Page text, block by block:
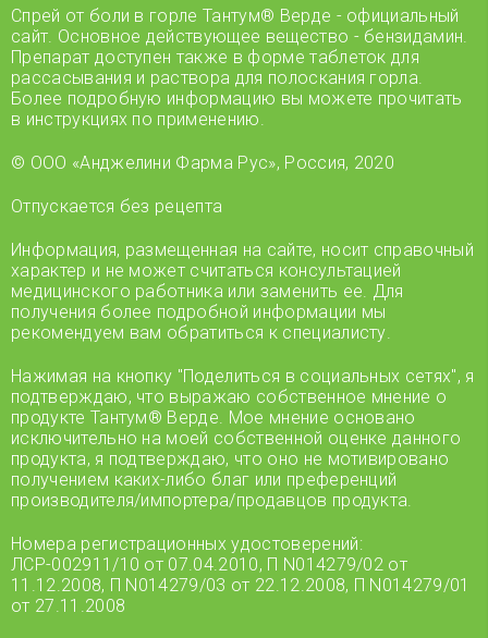
Спрей от боли в горле Тантум® Верде - официальный
сайт. Основное действующее вещество - бензидамин.
Препарат доступен также в форме таблеток для
рассасывания и раствора для полоскания горла.
Более подробную информацию вы можете прочитать
в инструкциях по применению.
© ООО «Анджелини Фарма Рус», Россия, 2020
Отпускается без рецепта
Информация, размещенная на сайте, носит справочный
характер и не может считаться консультацией
медицинского работника или заменить ее. Для
получения более подробной информации мы
рекомендуем вам обратиться к специалисту.
Нажимая на кнопку "Поделиться в социальных сетях", я
подтверждаю, что выражаю собственное мнение о
продукте Тантум® Верде. Мое мнение основано
исключительно на моей собственной оценке данного
продукта, я подтверждаю, что оно не мотивировано
получением каких-либо благ или преференций
производителя/импортера/продавцов продукта.
Номера регистрационных удостоверений:
ЛСР-002911/10 от 07.04.2010, П N014279/02 от
11.12.2008, П N014279/03 от 22.12.2008, П N014279/01
от 27.11.2008